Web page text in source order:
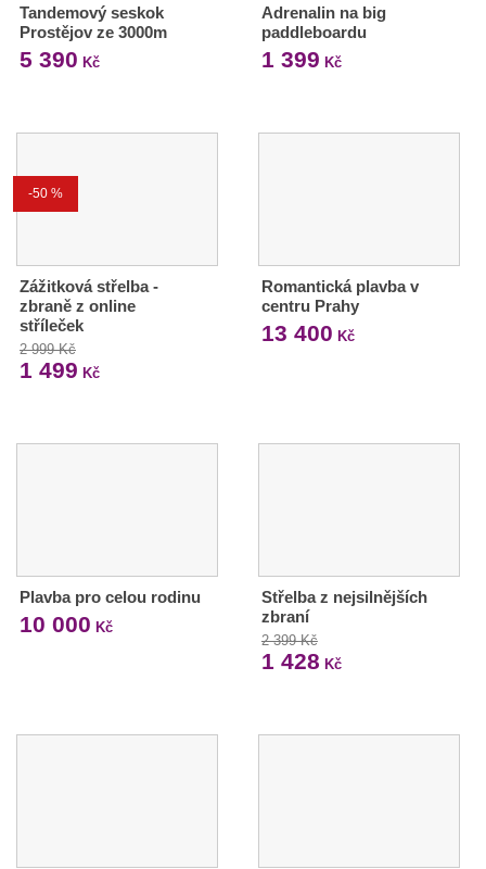
Tandemový seskok
Prostějov ze 3000m
5 390 Kč
Adrenalin na big
paddleboardu
1 399 Kč
-50 %
Zážitková střelba -
zbraně z online
stříleček
2 999 Kč
1 499 Kč
Romantická plavba v
centru Prahy
13 400 Kč
Plavba pro celou rodinu
10 000 Kč
Střelba z nejsilnějších
zbraní
2 399 Kč
1 428 Kč